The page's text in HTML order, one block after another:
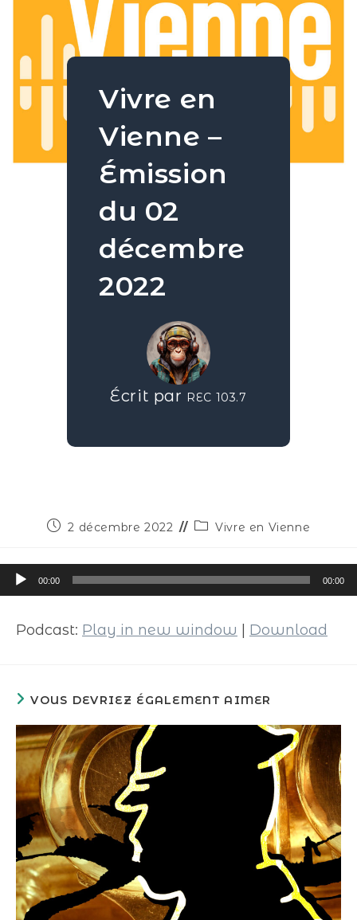
Vivre en
Vienne –
Émission
du 02
décembre
2022
Écrit par REC 103.7
2 décembre 2022 Vivre en Vienne
Lecteur
audio
00:00 00:00
Podcast: Play in new window Download
VOUS DEVRIEZ ÉGALEMENT AIMER